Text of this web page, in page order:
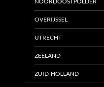
OVERIJSSEL
UTRECHT
ZEELAND
ZUID-HOLLAND